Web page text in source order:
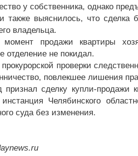
у собственника, однако
также выяснилось, что
владельца.
продажи квартиры
отделение не покидал.
проверки
повлекшее лишения
признал сделку купли-продажи
Челябинского
суда без изменения.